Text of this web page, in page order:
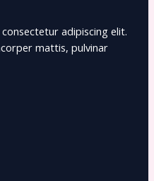
adipiscing elit.
mattis, pulvinar